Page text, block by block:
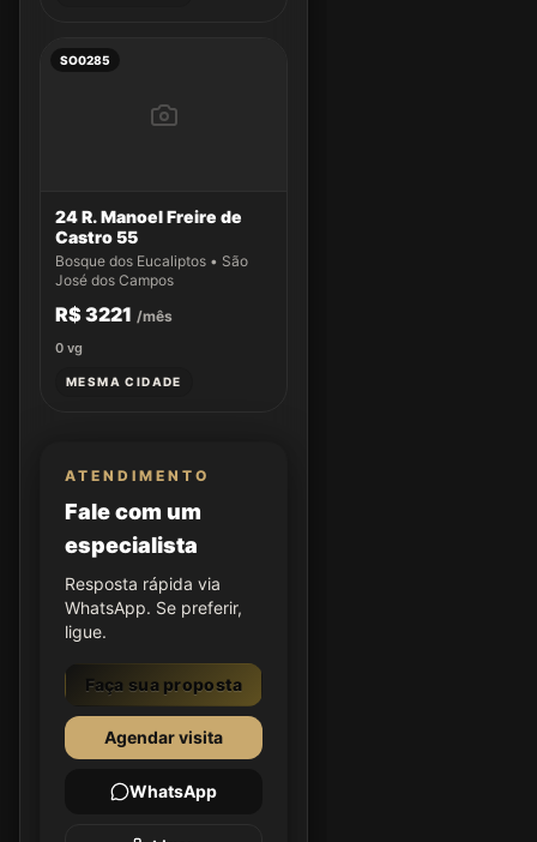
SO0285
24 R. Manoel Freire de
Castro 55
Bosque dos Eucaliptos • São
José dos Campos
R$ 3221 /mês
0 vg
MESMA CIDADE
ATENDIMENTO
Fale com um
especialista
Resposta rápida via
WhatsApp. Se preferir,
ligue.
Faça sua proposta
Agendar visita
WhatsApp